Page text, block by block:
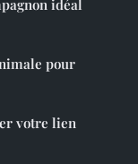
idéal
pour
votre lien